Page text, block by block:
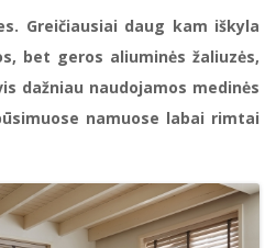
Greičiausiai daug kam iškyla
bet geros aliuminės žaliuzės,
dažniau naudojamos medinės
namuose labai rimtai